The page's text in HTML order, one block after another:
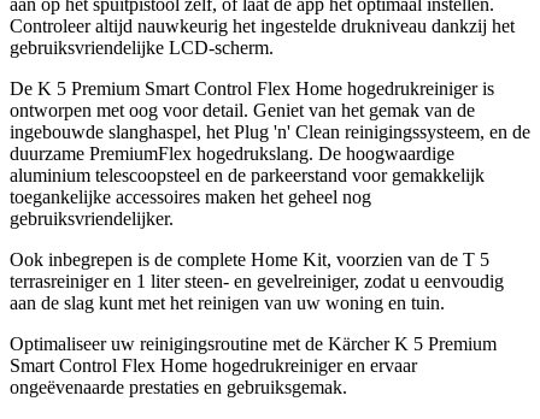
Controleer altijd nauwkeurig het ingestelde drukniveau dankzij het
gebruiksvriendelijke LCD-scherm.
De K 5 Premium Smart Control Flex Home hogedrukreiniger is
ontworpen met oog voor detail. Geniet van het gemak van de
ingebouwde slanghaspel, het Plug 'n' Clean reinigingssysteem, en de
duurzame PremiumFlex hogedrukslang. De hoogwaardige
aluminium telescoopsteel en de parkeerstand voor gemakkelijk
toegankelijke accessoires maken het geheel nog
gebruiksvriendelijker.
Ook inbegrepen is de complete Home Kit, voorzien van de T 5
terrasreiniger en 1 liter steen- en gevelreiniger, zodat u eenvoudig
aan de slag kunt met het reinigen van uw woning en tuin.
Optimaliseer uw reinigingsroutine met de Kärcher K 5 Premium
Smart Control Flex Home hogedrukreiniger en ervaar
ongeëvenaarde prestaties en gebruiksgemak.